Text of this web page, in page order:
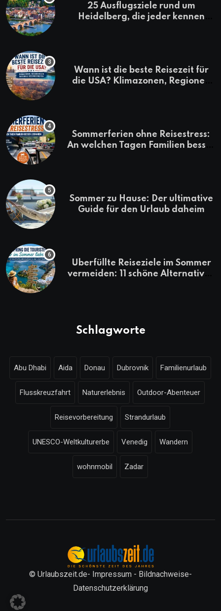
25 Ausflugsziele rund um
Heidelberg, die jeder kennen
Wann ist die beste Reisezeit für
die USA? Klimazonen, Regionen
Sommerferien ohne Reisestress:
An welchen Tagen Familien besser
Sommer zu Hause: Der ultimative
Guide für den Urlaub daheim
Überfüllte Reiseziele im Sommer
vermeiden: 11 schöne Alternativen
Schlagworte
Abu Dhabi Aida Donau Dubrovnik Familienurlaub
Flusskreuzfahrt Naturerlebnis Outdoor-Abenteuer
Reisevorbereitung Strandurlaub
UNESCO-Weltkulturerbe Venedig Wandern
wohnmobil Zadar
© Urlaubszeit.de- Impressum - Bildnachweise-
Datenschutzerklärung